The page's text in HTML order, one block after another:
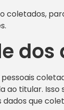
coletados,
dos
ao titular. Isso
que